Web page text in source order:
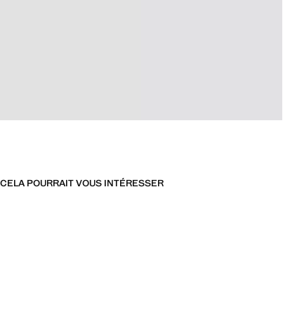
CELA POURRAIT VOUS INTÉRESSER